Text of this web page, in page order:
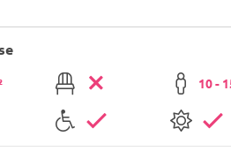
10 -